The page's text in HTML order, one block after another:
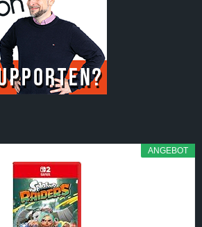
ANGEBOT